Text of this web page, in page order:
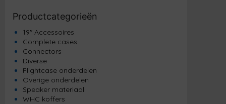
Productcategorieën
19" Accessoires
Complete cases
Connectors
Diverse
Flightcase onderdelen
Overige onderdelen
Speaker materiaal
WHC koffers